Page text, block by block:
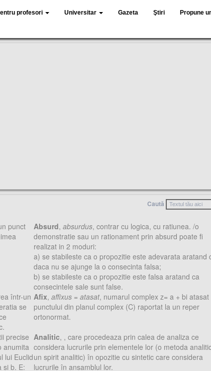
profesori Universitar Gazeta Ştiri Propune
Caută
punct
Absurd, absurdus, contrar cu logica, cu ratiunea. /o
demonstratie sau un rationament prin absurd poate fi
realizat in 2 moduri:
a) se stabileste ca o propozitie este adevarata aratand
daca nu se ajunge la o consecinta falsa;
b) se stabileste ca o propozitie este falsa aratand ca
consecintele sale sunt false.
într-un
se
Afix, affixus = atasat, numarul complex z= a + bi atasat
punctului din planul complex (C) raportat la un reper
ortonormat.
precise
anumita
lui Euclid
si b. E:
Analitic, , care procedeaza prin calea de analiza ce
considera lucrurile prin elementele lor (o metoda
un spirit analitic) în opozitie cu sintetic care considera
lucrurile în ansamblul lor.